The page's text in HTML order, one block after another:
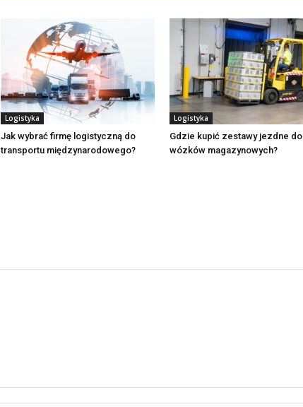
Logistyka
Jak wybrać firmę logistyczną do
transportu międzynarodowego?
Logistyka
Gdzie kupić zestawy jezdne do
wózków magazynowych?